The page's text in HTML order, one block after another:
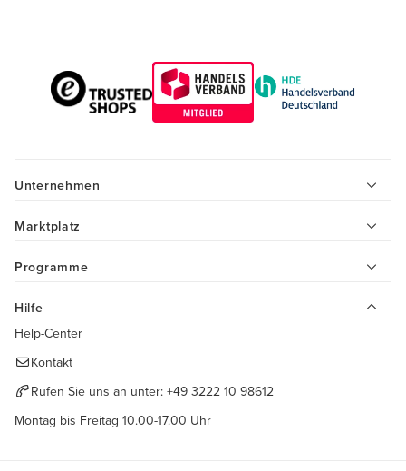
Unternehmen
Marktplatz
Programme
Hilfe
Help-Center
Kontakt
Rufen Sie uns an unter: +49 3222 10 98612
Montag bis Freitag 10.00-17.00 Uhr